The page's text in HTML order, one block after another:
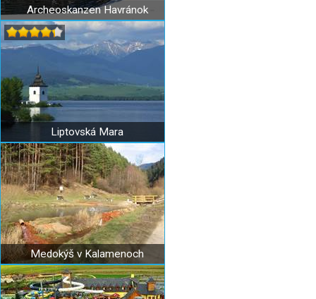
Archeoskanzen Havránok
Liptovská Mara
Medokýš v Kalamenoch